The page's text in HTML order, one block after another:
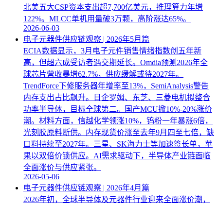
北美五大CSP资本支出超7,700亿美元，推理算力年增
122%。MLCC单机用量破3万颗，高阶涨达65%。
2026-06-03
电子元器件供应链观察 | 2026年5月篇
ECIA数据显示，3月电子元件销售情绪指数创五年新
高，但超六成受访者遇交期延长。Omdia预测2026年全
球芯片营收暴增62.7%，供应缓解或待2027年。
TrendForce下修服务器年增率至13%，SemiAnalysis警告
内存支出占比飙升。日企罗姆、东芝、三菱电机拟整合
功率半导体，目标全球第二。国产MCU掀10%-20%涨价
潮。材料方面，信越化学领涨10%，钨粉一年暴涨6倍，
光刻胶原料断供。内存现货价涨至去年9月四至七倍，缺
口料持续至2027年。三星、SK海力士等加速签长单，苹
果以双倍价锁供应。AI需求驱动下，半导体产业链面临
全面涨价与供应紧张。
2026-05-06
电子元器件供应链观察 | 2026年4月篇
2026年初，全球半导体及元器件行业迎来全面涨价潮，